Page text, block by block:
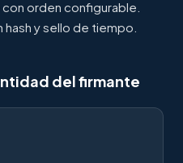
orden configurable.
y sello de tiempo.
del firmante